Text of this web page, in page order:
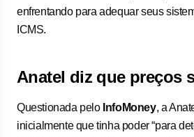
enfrentando para adequar seus
ICMS.
Anatel diz que preços
Questionada pelo InfoMoney, a
inicialmente que tinha poder “para